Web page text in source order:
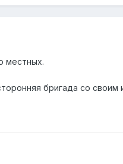
местных.
бригада со